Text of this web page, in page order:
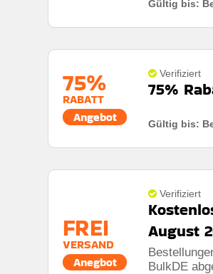
Die
Gültig bis:
75%
RABATT
Angebot
Verifiziert
75%
Gültig bis:
Mindestkaufbetrag:
Berechtigung:Nur
Art des Angebots:
Kumulierbar:
Bedingungen:Die
FREI
VERSAND
Anegbot
Verifiziert
August
BulkDE